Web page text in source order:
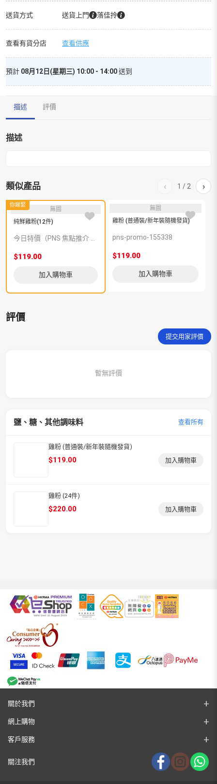
件)
送貨方式 送貨上門 落佳拎
查看有貨分店 查看供應
預計 08月12日(星期三) 10:00 - 14:00送到
描述 評價
描述
類似產品 ‹ 1 / 2 ›
你睇緊
無圖
純鮮雞粉(12件)
今日特價（PNS 焦點推介 102614）
$119.00
加入購物車
無圖
雞粉 (普通裝/新年裝隨機發貨)
pns-promo-155338
$119.00
加入購物車
評價
提交用家評價
暫無評價
鹽、糖、其他調味料 查看所有
雞粉 (普通裝/新年裝隨機發貨)
$119.00 加入購物車
雞粉 (24件)
$220.00 加入購物車
關於我們
網上購物
客戶服務
關注我們